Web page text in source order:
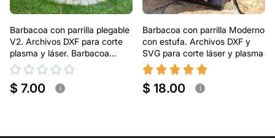
Barbacoa con parrilla plegable
V2. Archivos DXF para corte
plasma y láser. Barbacoa
portátil
$ 7.00 i
Barbacoa con parrilla Moderno
con estufa. Archivos DXF y
SVG para corte láser y plasma
$ 18.00 i